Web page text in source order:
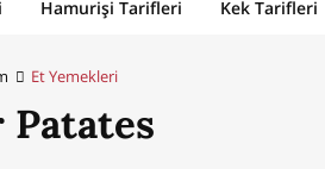
Hamurişi Tarifleri Kek Tarifleri
Et Yemekleri
Patates